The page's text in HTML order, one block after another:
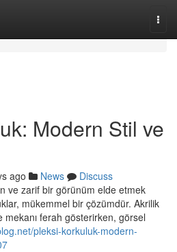
Modern Stil ve
ago News
Discuss
ve zarif bir görünüm elde etmek
mükemmel bir çözümdür. Akrilik
ferah gösterirken, görsel
pleksi-korkuluk-modern-